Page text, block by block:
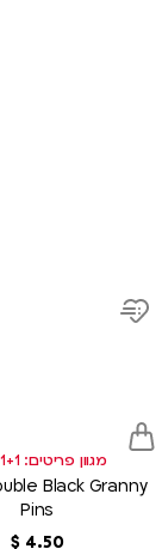
Add
מגוון פריטים: 1+1 חינם
Black Granny
Pins
4.50
$